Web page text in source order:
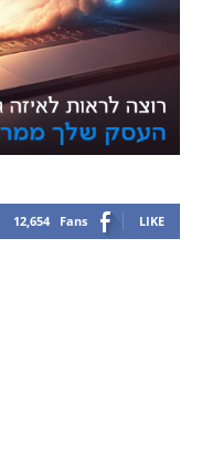
12,654 Fans LIKE